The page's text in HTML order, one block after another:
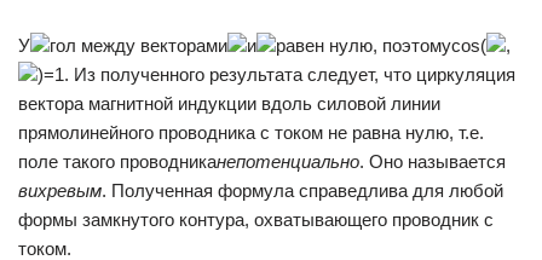
У гол между векторами и равен нулю, поэтомуcos(
,
)=1. Из полученного результата следует, что циркуляция
вектора магнитной индукции вдоль силовой линии
прямолинейного проводника с током не равна нулю, т.е.
поле такого проводниканепотенциально. Оно называется
вихревым. Полученная формула справедлива для любой
формы замкнутого контура, охватывающего проводник с
током.